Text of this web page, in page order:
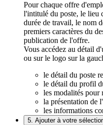
Pour chaque offre
l'intitulé du poste, le lieu
durée de travail, le nom
premiers caractères du
publication de l'offre.
Vous accédez au détail
ou sur le logo sur la
le détail du poste
le détail du profil
les modalités pour
la présentation de
les informations
5. Ajouter à votre